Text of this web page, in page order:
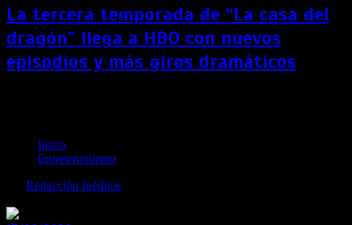
La tercera temporada de “La casa del
dragón” llega a HBO con nuevos
episodios y más giros dramáticos
Inicio
Entretenimiento
Redacción Inéditos